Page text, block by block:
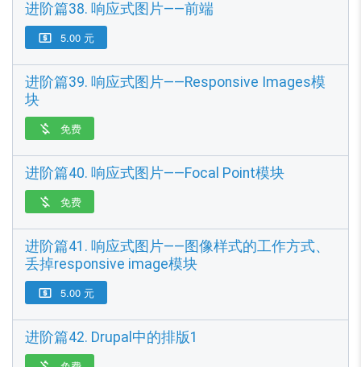
进阶篇38. 响应式图片——前端
 5.00 元
进阶篇39. 响应式图片——Responsive Images模
块
 免费
进阶篇40. 响应式图片——Focal Point模块
 免费
进阶篇41. 响应式图片——图像样式的工作方式、
丢掉responsive image模块
 5.00 元
进阶篇42. Drupal中的排版1